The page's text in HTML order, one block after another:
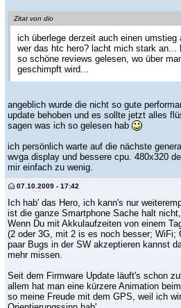
Zitat von dio
ich überlege derzeit auch einen
wer das htc hero? lacht mich stark an...
so schöne reviews gelesen, wo über
geschimpft wird...
angeblich wurde die nicht so gute
update behoben und es sollte jetzt alles
sagen was ich so gelesen hab
ich persönlich warte auf die nächste
wvga display und bessere cpu. 480x320
mir einfach zu wenig.
07.10.2009 - 17:42
Ich hab' das Hero, ich kann's nur
ist die ganze Smartphone Sache halt
Wenn Du mit Akkulaufzeiten von einem
(2 oder 3G, mit 2 is es noch besser; WiFi;
paar Bugs in der SW akzeptieren kannst
mehr missen.
Seit dem Firmware Update läuft's schon
allem hat man eine kürzere Animation
so meine Freude mit dem GPS, weil ich